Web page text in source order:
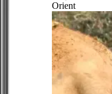
Orient